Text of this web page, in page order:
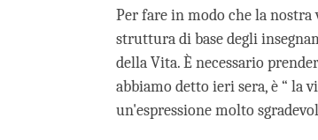
Per fare in modo che la
struttura di base degli
della Vita. È necessario
abbiamo detto ieri sera, è “ la
un'espressione molto